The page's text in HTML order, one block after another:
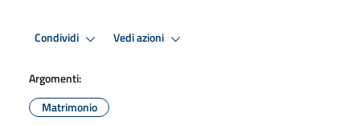
Condividi Vedi azioni
Argomenti:
Matrimonio